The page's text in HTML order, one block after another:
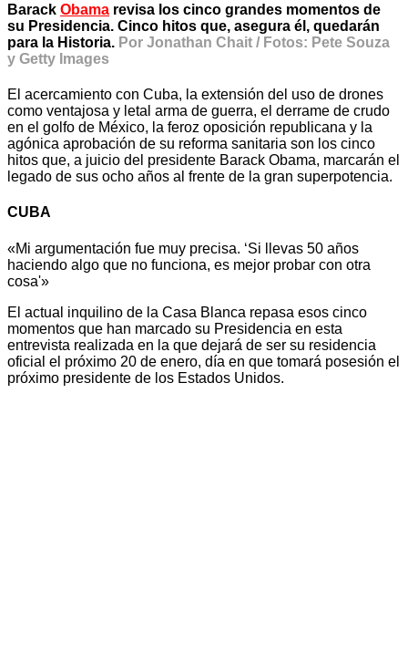
Barack Obama revisa los cinco grandes momentos de
su Presidencia. Cinco hitos que, asegura él, quedarán
para la Historia. Por Jonathan Chait / Fotos: Pete Souza
y Getty Images
El acercamiento con Cuba, la extensión del uso de drones
como ventajosa y letal arma de guerra, el derrame de crudo
en el golfo de México, la feroz oposición republicana y la
agónica aprobación de su reforma sanitaria son los cinco
hitos que, a juicio del presidente Barack Obama, marcarán el
legado de sus ocho años al frente de la gran superpotencia.
CUBA
«Mi argumentación fue muy precisa. ‘Si llevas 50 años
haciendo algo que no funciona, es mejor probar con otra
cosa'»
El actual inquilino de la Casa Blanca repasa esos cinco
momentos que han marcado su Presidencia en esta
entrevista realizada en la que dejará de ser su residencia
oficial el próximo 20 de enero, día en que tomará posesión el
próximo presidente de los Estados Unidos.